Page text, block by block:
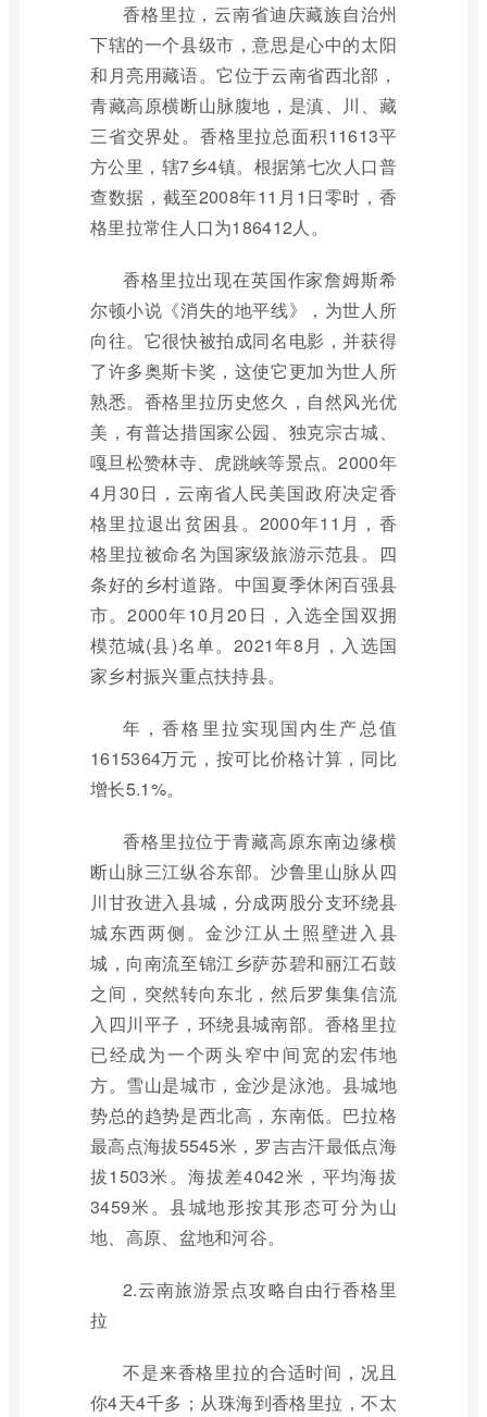
香格里拉，云南省迪庆藏族自治州
下辖的一个县级市，意思是心中的太阳
和月亮用藏语。它位于云南省西北部，
青藏高原横断山脉腹地，是滇、川、藏
三省交界处。香格里拉总面积11613平
方公里，辖7乡4镇。根据第七次人口普
查数据，截至2008年11月1日零时，香
格里拉常住人口为186412人。
香格里拉出现在英国作家詹姆斯希
尔顿小说《消失的地平线》，为世人所
向往。它很快被拍成同名电影，并获得
了许多奥斯卡奖，这使它更加为世人所
熟悉。香格里拉历史悠久，自然风光优
美，有普达措国家公园、独克宗古城、
嘎旦松赞林寺、虎跳峡等景点。2000年
4月30日，云南省人民美国政府决定香
格里拉退出贫困县。2000年11月，香
格里拉被命名为国家级旅游示范县。四
条好的乡村道路。中国夏季休闲百强县
市。2000年10月20日，入选全国双拥
模范城(县)名单。2021年8月，入选国
家乡村振兴重点扶持县。
年，香格里拉实现国内生产总值
1615364万元，按可比价格计算，同比
增长5.1%。
香格里拉位于青藏高原东南边缘横
断山脉三江纵谷东部。沙鲁里山脉从四
川甘孜进入县城，分成两股分支环绕县
城东西两侧。金沙江从土照壁进入县
城，向南流至锦江乡萨苏碧和丽江石鼓
之间，突然转向东北，然后罗集集信流
入四川平子，环绕县城南部。香格里拉
已经成为一个两头窄中间宽的宏伟地
方。雪山是城市，金沙是泳池。县城地
势总的趋势是西北高，东南低。巴拉格
最高点海拔5545米，罗吉吉汗最低点海
拔1503米。海拔差4042米，平均海拔
3459米。县城地形按其形态可分为山
地、高原、盆地和河谷。
2.云南旅游景点攻略自由行香格里
拉
不是来香格里拉的合适时间，况且
你4天4千多；从珠海到香格里拉，不太